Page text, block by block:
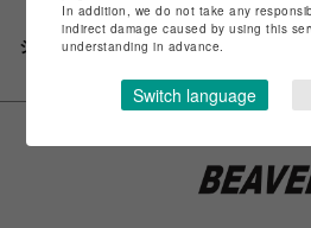
シェアする
In addition, we do not take any
indirect damage caused by using this
understanding in advance.
Switch language